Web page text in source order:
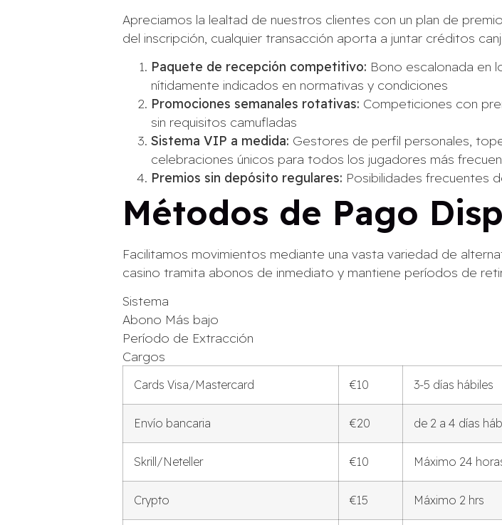
Apreciamos la lealtad de nuestros clientes con un plan de
del inscripción, cualquier transacción aporta a juntar créditos
Paquete de recepción competitivo: Bono escalonada en
nítidamente indicados en normativas y condiciones
Promociones semanales rotativas: Competiciones con
sin requisitos camufladas
Sistema VIP a medida: Gestores de perfil personales,
celebraciones únicos para todos los jugadores más
Premios sin depósito regulares: Posibilidades frecuentes
Métodos de Pago
Facilitamos movimientos mediante una vasta variedad de
casino tramita abonos de inmediato y mantiene períodos de
Sistema
Abono Más bajo
Período de Extracción
Cargos
Cards Visa/Mastercard €10 3-5 días hábiles
Envío bancaria €20 de 2 a 4 días
Skrill/Neteller €10 Máximo 24
Crypto €15 Máximo 2 hrs